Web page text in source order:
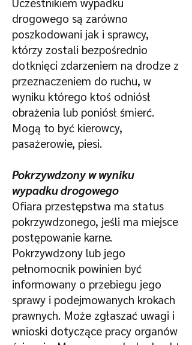
drogowego są zarówno
poszkodowani jak i sprawcy,
którzy zostali bezpośrednio
dotknięci zdarzeniem na drodze z
przeznaczeniem do ruchu, w
wyniku którego ktoś odniósł
obrażenia lub poniósł śmierć.
Mogą to być kierowcy,
pasażerowie, piesi.
Pokrzywdzony w wyniku
wypadku drogowego
Ofiara przestępstwa ma status
pokrzywdzonego, jeśli ma miejsce
postępowanie karne.
Pokrzywdzony lub jego
pełnomocnik powinien być
informowany o przebiegu jego
sprawy i podejmowanych krokach
prawnych. Może zgłaszać uwagi i
wnioski dotyczące pracy organów